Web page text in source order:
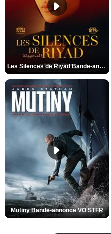
Les Silences de Riyad Bande-annonce VO STFR
Mutiny Bande-annonce VO STFR